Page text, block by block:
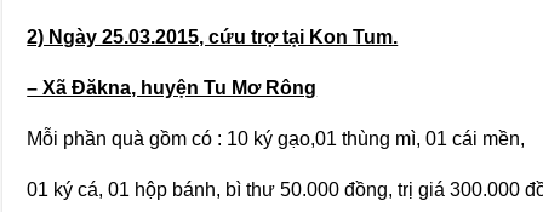
2) Ngày 25.03.2015, cứu trợ tại Kon Tum.
– Xã Đăkna, huyện Tu Mơ Rông
Mỗi phần quà gồm có : 10 ký gạo,01 thùng mì, 01 cái mền,
01 ký cá, 01 hộp bánh, bì thư 50.000 đồng, trị giá 300.000